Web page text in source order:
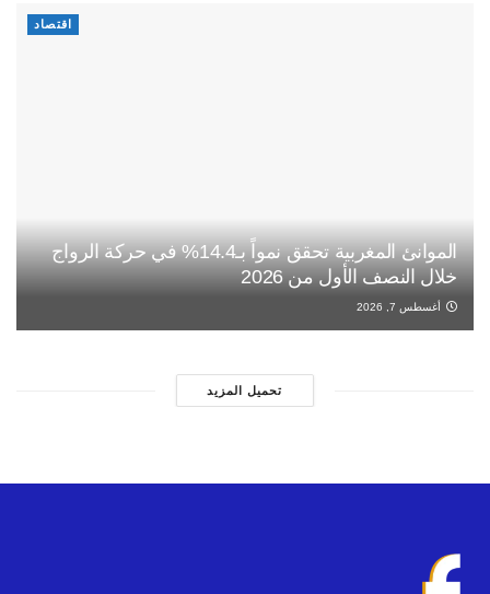
اقتصاد
الموانئ المغربية تحقق نمواً بـ14.4% في حركة الرواج
خلال النصف الأول من 2026
أغسطس 7, 2026
تحميل المزيد